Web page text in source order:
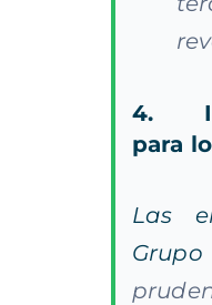
4.
para
Las